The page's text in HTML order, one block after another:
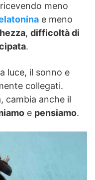
meno
e meno
, difficoltà di
.
luce, il sonno e
collegati.
cambia anche il
e pensiamo.